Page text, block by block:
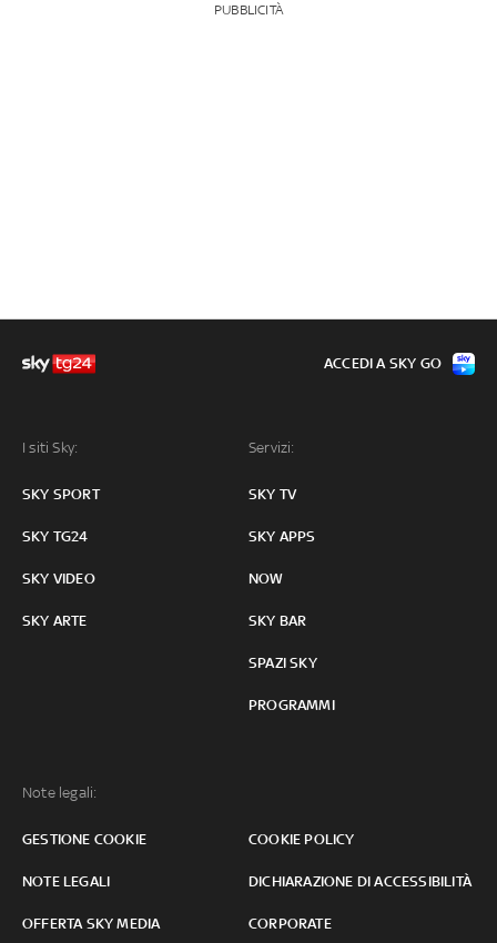
PUBBLICITÀ
I siti Sky:
SKY SPORT
SKY TG24
SKY VIDEO
SKY ARTE
Servizi:
SKY TV
SKY APPS
NOW
SKY BAR
SPAZI SKY
PROGRAMMI
Note legali:
GESTIONE COOKIE COOKIE POLICY
NOTE LEGALI DICHIARAZIONE DI ACCESSIBILITÀ
OFFERTA SKY MEDIA CORPORATE
ACCEDI A SKY GO